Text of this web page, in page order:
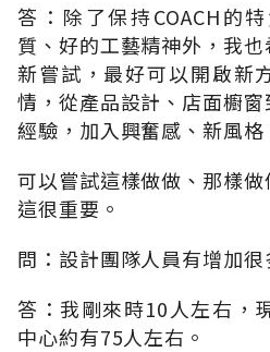
答：除了保持COACH的
質、好的工藝精神外，我
新嘗試，最好可以開啟新
情，從產品設計、店面櫥
經驗，加入興奮感、新風格
可以嘗試這樣做做、那樣做
這很重要。
問：設計團隊人員有增加很
答：我剛來時10人左右，
中心約有75人左右。